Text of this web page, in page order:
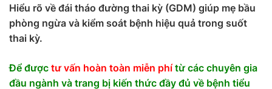
Hiểu rõ về đái tháo đường thai kỳ (GDM) giúp mẹ bầu
phòng ngừa và kiểm soát bệnh hiệu quả trong suốt
thai kỳ.
Để được tư vấn hoàn toàn miễn phítừ các chuyên gia
đầu ngành và trang bị kiến thức đầy đủ về bệnh tiểu